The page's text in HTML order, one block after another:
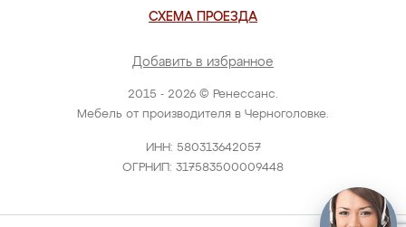
2015 - 2026 © Ренессанс.
Мебель от производителя в Черноголовке.
ИНН: 580313642057
ОГРНИП: 317583500009448
СХЕМА ПРОЕЗДА
Добавить в избранное